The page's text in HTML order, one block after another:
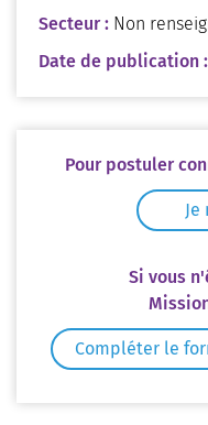
Secteur : Non
Date de publication :
Pour postuler
Je
Si vous
Compléter le